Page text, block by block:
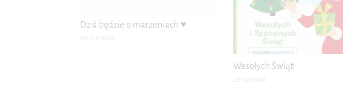
Dziś będzie o marzeniach ♥
06-02-2015
Wesołych Świąt!
22-12-2014